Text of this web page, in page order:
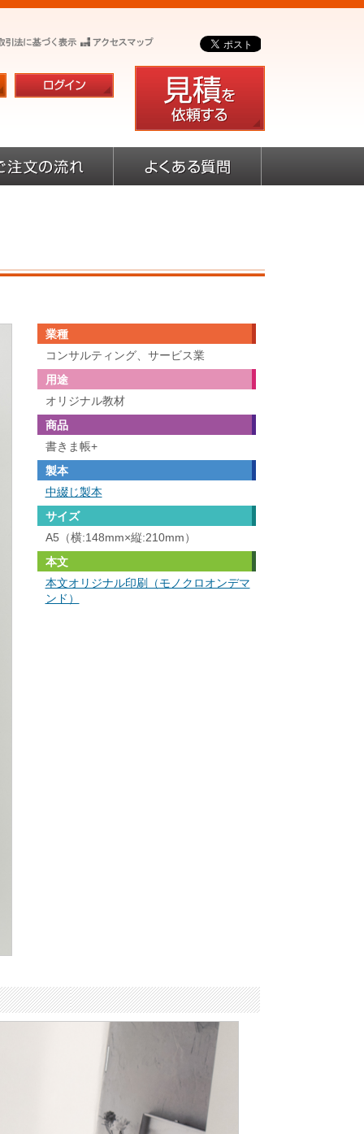
業種
コンサルティング、サービス業
用途
オリジナル教材
商品
書きま帳+
製本
中綴じ製本
サイズ
A5（横:148mm×縦:210mm）
本文
本文オリジナル印刷（モノクロオンデマ
ンド）